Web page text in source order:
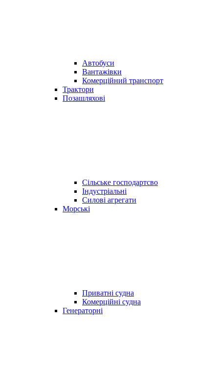
Автобуси
Вантажівки
Комерційний транспорт
Трактори
Позашляхові
Сільське господартсво
Індустріальні
Силові агрегати
Морські
Приватні судна
Комерційні судна
Генераторні